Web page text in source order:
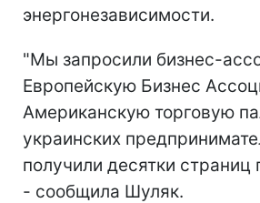
энергонезависимости.
"Мы запросили бизнес-
Европейскую Бизнес
Американскую торговую
украинских
получили десятки
- сообщила Шуляк.